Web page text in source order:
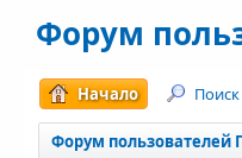
Форум
Начало Поиск
Форум пользователей